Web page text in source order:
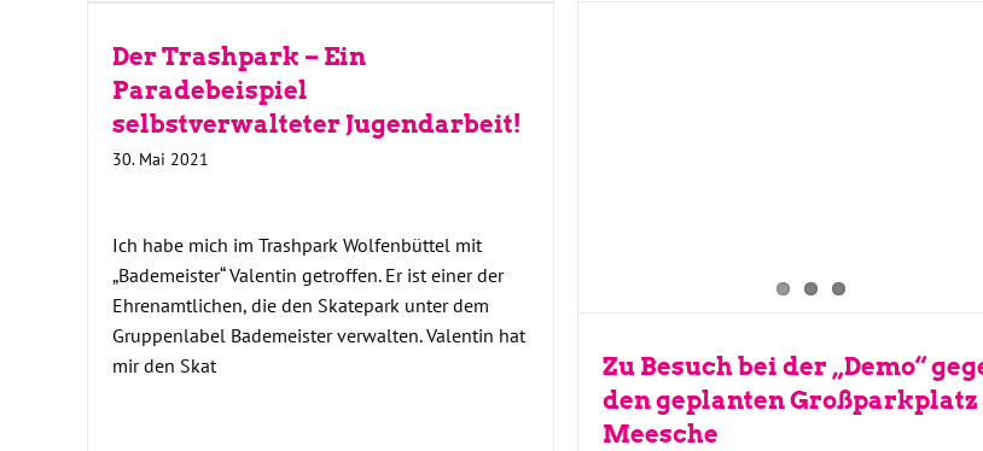
Der Trashpark – Ein
Paradebeispiel
selbstverwalteter Jugendarbeit!
30. Mai 2021
Ich habe mich im Trashpark Wolfenbüttel mit
„Bademeister“ Valentin getroffen. Er ist einer der
Ehrenamtlichen, die den Skatepark unter dem
Gruppenlabel Bademeister verwalten. Valentin hat
mir den Skat
Zu Besuch bei der „Demo“
den geplanten Großparkplatz
Meesche